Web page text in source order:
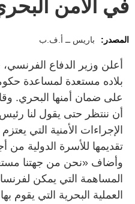
في الأمن
المصدر: باريس ــ أ.ف.ب
أعلن وزير الدفاع
بلاده مستعدة لمساعدة
أن ننتظر حتى يقول لنا
الإجراءات الأمنية التي
تقديمها للأسرة الدولية من
وأضاف «نحن من جهتنا
المساهمة التي يمكن
العملية البحرية التي يقوم